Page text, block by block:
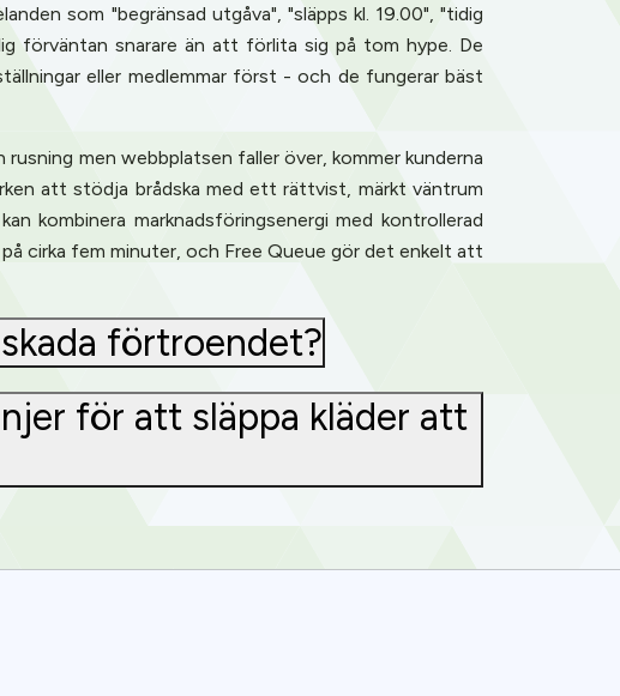
som "begränsad utgåva", "släpps kl. 19.00", "tidig
förväntan snarare än att förlita sig på tom hype. De
eller medlemmar först - och de fungerar bäst
men webbplatsen faller över, kommer kunderna
att stödja brådska med ett rättvist, märkt väntrum
kombinera marknadsföringsenergi med kontrollerad
cirka fem minuter, och Free Queue gör det enkelt att
förtroendet?
för att släppa kläder att